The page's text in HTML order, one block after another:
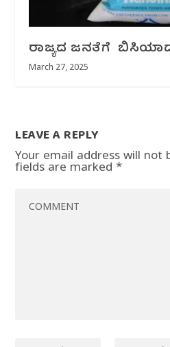
ರಾಜ್ಯದ ಜನತೆಗೆ
March 27, 2025
LEAVE A REPLY
Your email address will not
fields are marked*